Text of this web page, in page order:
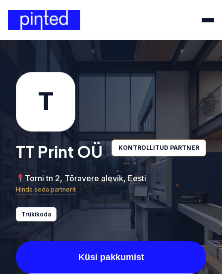
T
TT Print OÜ KONTROLLITUD PARTNER
Torni tn 2, Tõravere alevik, Eesti
Hinda seda partnerit
Trükikoda
Küsi pakkumist